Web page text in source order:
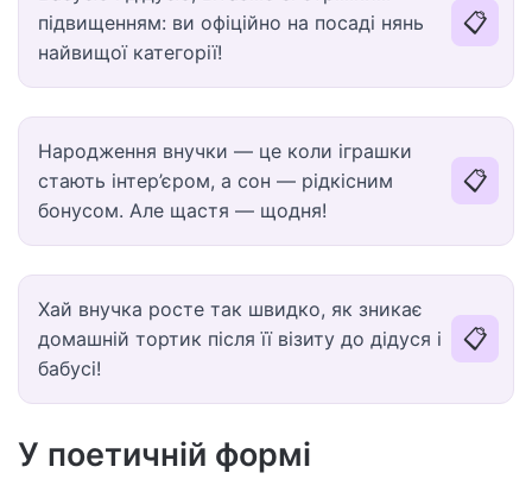
підвищенням: ви офіційно на посаді нянь
найвищої категорії!
📋
Народження внучки — це коли іграшки
стають інтер’єром, а сон — рідкісним
бонусом. Але щастя — щодня!
📋
Хай внучка росте так швидко, як зникає
домашній тортик після її візиту до дідуся і
бабусі!
📋
У поетичній формі